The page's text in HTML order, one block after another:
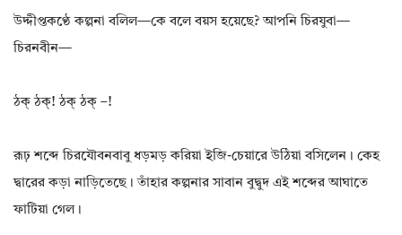
উদ্দীপ্তকণ্ঠে কল্পনা বলিল—কে বলে বয়স হয়েছে? আপনি চিরযুবা—
চিরনবীন—
ঠক্ ঠক্! ঠক্ ঠক্ –!
রূঢ় শব্দে চিরযৌবনবাবু ধড়মড় করিয়া ইজি-চেয়ারে উঠিয়া বসিলেন। কেহ
দ্বারের কড়া নাড়িতেছে। তাঁহার কল্পনার সাবান বুদ্বুদ এই শব্দের আঘাতে
ফাটিয়া গেল।